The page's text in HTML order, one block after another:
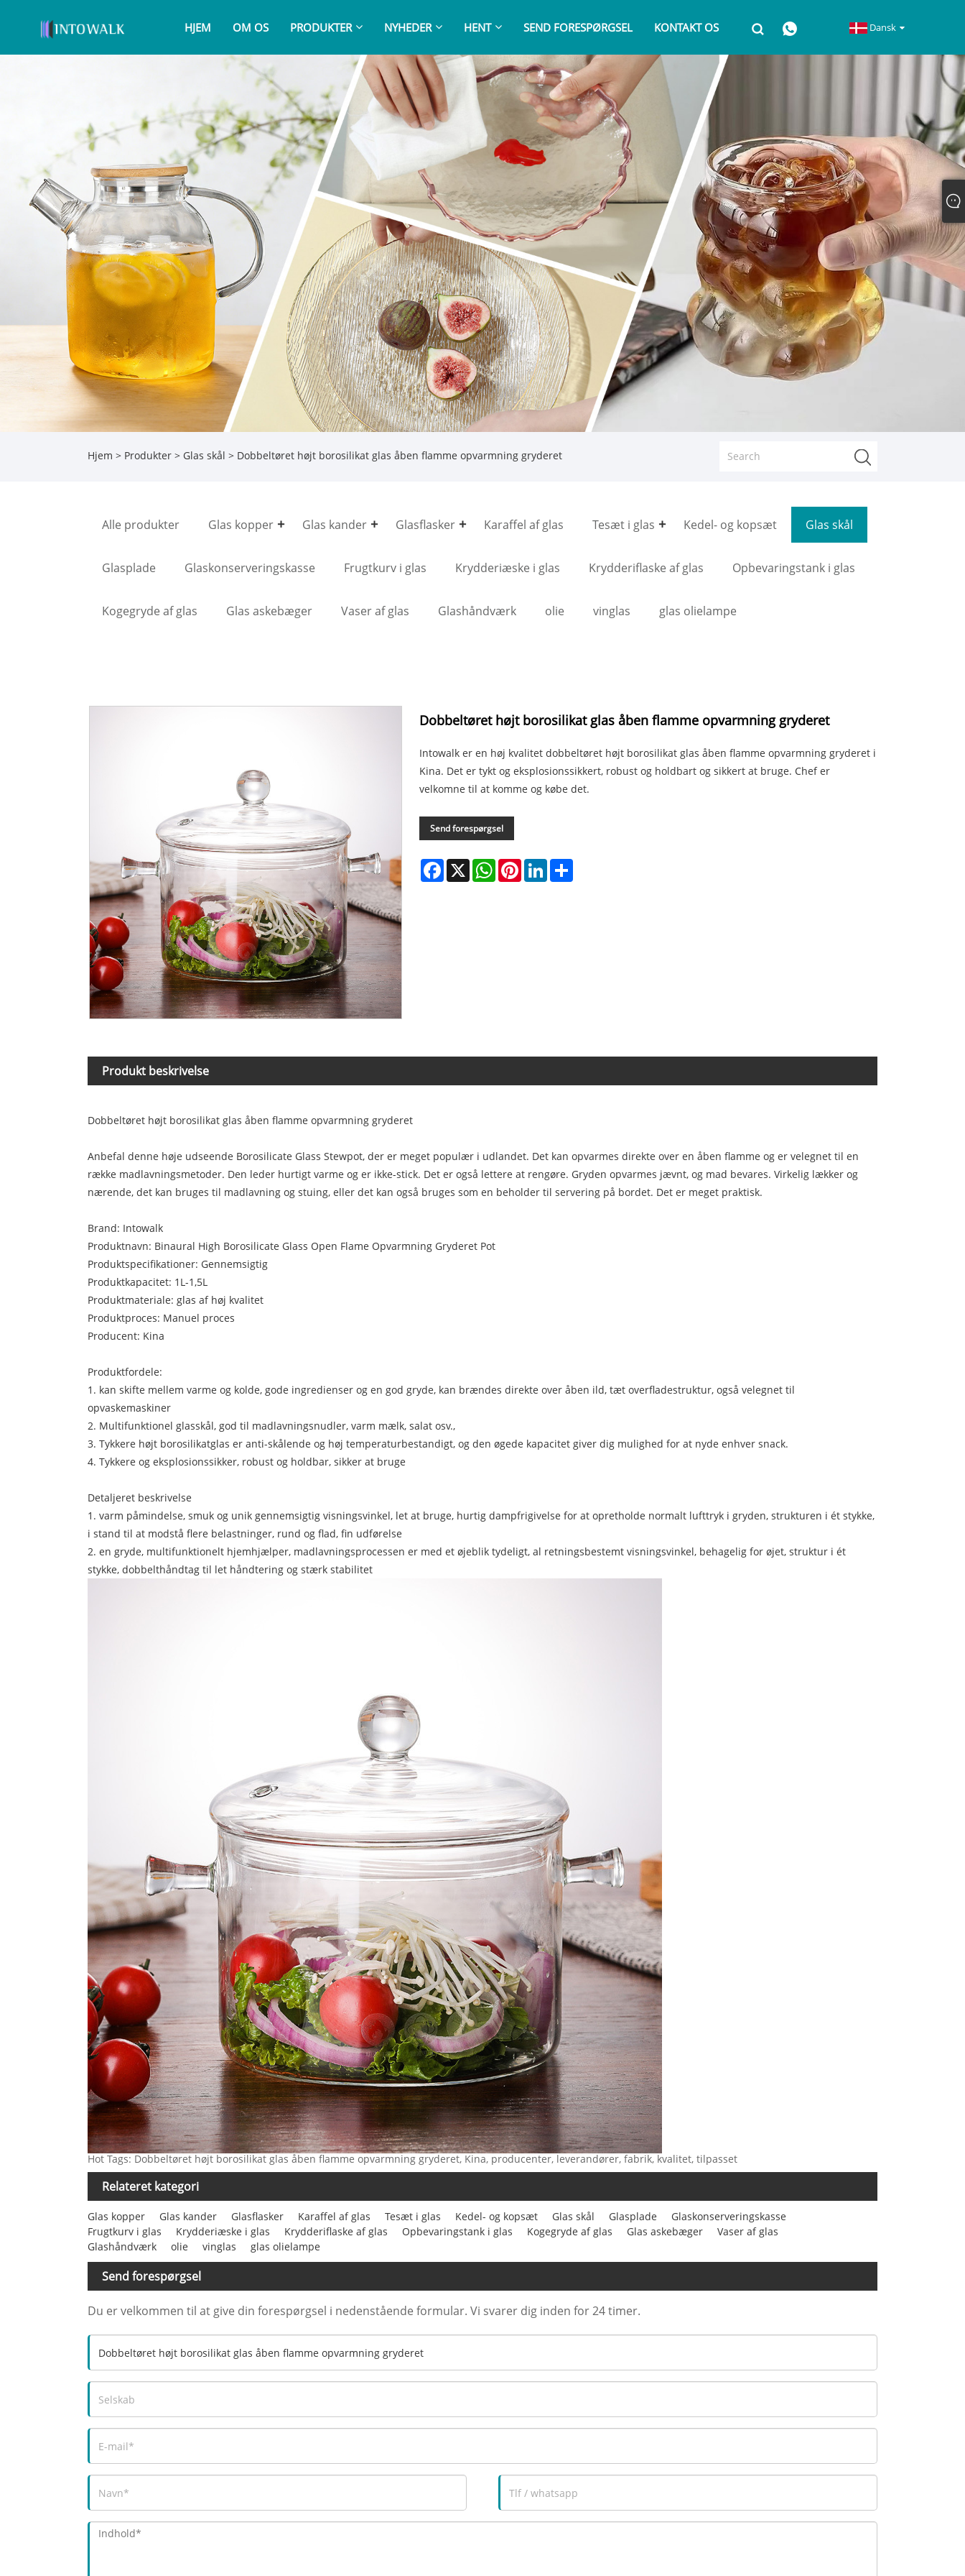
HJEM OM OS PRODUKTER NYHEDER HENT SEND FORESPØRGSEL KONTAKT OS Dansk
Hjem > Produkter > Glas skål > Dobbeltøret højt borosilikat glas åben flamme opvarmning gryderet
Alle produkter Glas kopper Glas kander Glasflasker Karaffel af glas Tesæt i glas Kedel- og kopsæt Glas skål
Glasplade Glaskonserveringskasse Frugtkurv i glas Krydderiæske i glas Krydderiflaske af glas Opbevaringstank i glas
Kogegryde af glas Glas askebæger Vaser af glas Glashåndværk olie vinglas glas olielampe
Dobbeltøret højt borosilikat glas åben flamme opvarmning gryderet
Intowalk er en høj kvalitet dobbeltøret højt borosilikat glas åben flamme opvarmning gryderet i
Kina. Det er tykt og eksplosionssikkert, robust og holdbart og sikkert at bruge. Chef er
velkomne til at komme og købe det.
Send forespørgsel
Facebook
X WhatsAppPinterestLinkedIn
Produkt beskrivelse
Dobbeltøret højt borosilikat glas åben flamme opvarmning gryderet
Anbefal denne høje udseende Borosilicate Glass Stewpot, der er meget populær i udlandet. Det kan opvarmes direkte over en åben flamme og er velegnet til en
række madlavningsmetoder. Den leder hurtigt varme og er ikke-stick. Det er også lettere at rengøre. Gryden opvarmes jævnt, og mad bevares. Virkelig lækker og
nærende, det kan bruges til madlavning og stuing, eller det kan også bruges som en beholder til servering på bordet. Det er meget praktisk.
Brand: Intowalk
Produktnavn: Binaural High Borosilicate Glass Open Flame Opvarmning Gryderet Pot
Produktspecifikationer: Gennemsigtig
Produktkapacitet: 1L-1,5L
Produktmateriale: glas af høj kvalitet
Produktproces: Manuel proces
Producent: Kina
Produktfordele:
1. kan skifte mellem varme og kolde, gode ingredienser og en god gryde, kan brændes direkte over åben ild, tæt overfladestruktur, også velegnet til
opvaskemaskiner
2. Multifunktionel glasskål, god til madlavningsnudler, varm mælk, salat osv.,
3. Tykkere højt borosilikatglas er anti-skålende og høj temperaturbestandigt, og den øgede kapacitet giver dig mulighed for at nyde enhver snack.
4. Tykkere og eksplosionssikker, robust og holdbar, sikker at bruge
Detaljeret beskrivelse
1. varm påmindelse, smuk og unik gennemsigtig visningsvinkel, let at bruge, hurtig dampfrigivelse for at opretholde normalt lufttryk i gryden, strukturen i ét stykke,
i stand til at modstå flere belastninger, rund og flad, fin udførelse
2. en gryde, multifunktionelt hjemhjælper, madlavningsprocessen er med et øjeblik tydeligt, al retningsbestemt visningsvinkel, behagelig for øjet, struktur i ét
stykke, dobbelthåndtag til let håndtering og stærk stabilitet
Hot Tags: Dobbeltøret højt borosilikat glas åben flamme opvarmning gryderet, Kina, producenter, leverandører, fabrik, kvalitet, tilpasset
Relateret kategori
Glas kopper Glas kander Glasflasker Karaffel af glas Tesæt i glas Kedel- og kopsæt Glas skål Glasplade
Glaskonserveringskasse
Frugtkurv i glas
Krydderiæske i glas Krydderiflaske af glas Opbevaringstank i glas Kogegryde af glas Glas askebæger
Vaser af glas
Glashåndværk
olie vinglas glas olielampe
Send forespørgsel
Du er velkommen til at give din forespørgsel i nedenstående formular. Vi svarer dig inden for 24 timer.